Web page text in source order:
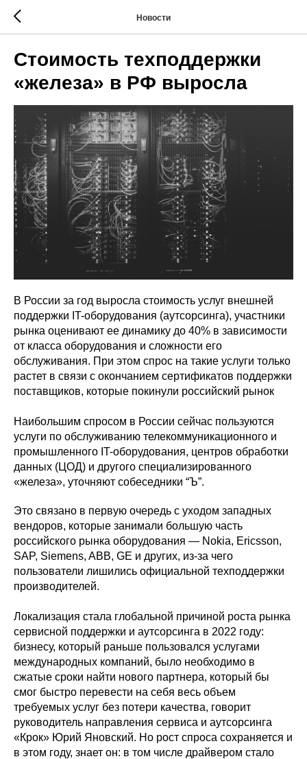
Новости
Стоимость техподдержки
«железа» в РФ выросла
В России за год выросла стоимость услуг внешней
поддержки IT-оборудования (аутсорсинга), участники
рынка оценивают ее динамику до 40% в зависимости
от класса оборудования и сложности его
обслуживания. При этом спрос на такие услуги только
растет в связи с окончанием сертификатов поддержки
поставщиков, которые покинули российский рынок
Наибольшим спросом в России сейчас пользуются
услуги по обслуживанию телекоммуникационного и
промышленного IT-оборудования, центров обработки
данных (ЦОД) и другого специализированного
«железа», уточняют собеседники “Ъ”.
Это связано в первую очередь с уходом западных
вендоров, которые занимали большую часть
российского рынка оборудования — Nokia, Ericsson,
SAP, Siemens, ABB, GE и других, из-за чего
пользователи лишились официальной техподдержки
производителей.
Локализация стала глобальной причиной роста рынка
сервисной поддержки и аутсорсинга в 2022 году:
бизнесу, который раньше пользовался услугами
международных компаний, было необходимо в
сжатые сроки найти нового партнера, который бы
смог быстро перевести на себя весь объем
требуемых услуг без потери качества, говорит
руководитель направления сервиса и аутсорсинга
«Крок» Юрий Яновский. Но рост спроса сохраняется и
в этом году, знает он: в том числе драйвером стало